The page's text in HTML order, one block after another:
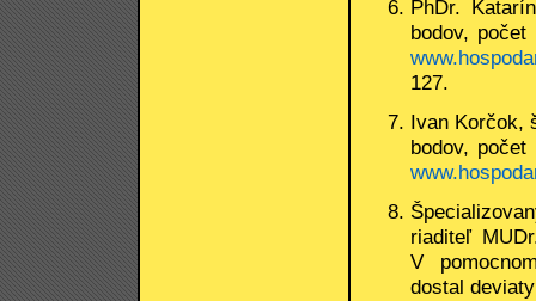
PhDr.
bodov,
127.
Ivan Korčok,
bodov,
riaditeľ
V
dostal